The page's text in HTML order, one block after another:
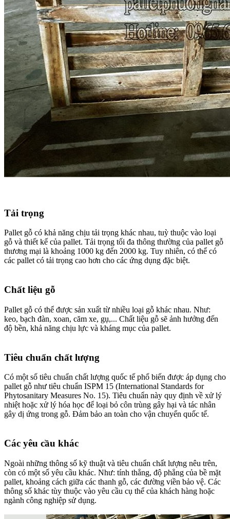
Tải trọng
Pallet gỗ có khả năng chịu tải trọng khác nhau, tuỳ thuộc vào loại
gỗ và thiết kế của pallet. Tải trọng tối đa thông thường của pallet gỗ
thương mại là khoảng 1000 kg đến 2000 kg. Tuy nhiên, có thể có
các pallet có tải trọng cao hơn cho các ứng dụng đặc biệt.
Chất liệu gỗ
Pallet gỗ có thể được sản xuất từ nhiều loại gỗ khác nhau. Như:
keo, bạch đàn, xoan, căm xe, gụ,... Chất liệu gỗ sẽ ảnh hưởng đến
độ bền, khả năng chịu lực và kháng mục của pallet.
Tiêu chuẩn chất lượng
Có một số tiêu chuẩn chất lượng quốc tế phổ biến được áp dụng cho
pallet gỗ như tiêu chuẩn ISPM 15 (International Standards for
Phytosanitary Measures No. 15). Tiêu chuẩn này quy định về xử lý
nhiệt hoặc xử lý hóa học để loại bỏ côn trùng gây hại và tác nhân
gây dị ứng trong gỗ. Đảm bảo an toàn cho vận chuyển quốc tế.
Các yêu cầu khác
Ngoài những thông số kỹ thuật và tiêu chuẩn chất lượng nêu trên,
còn có một số yêu cầu khác. Như: tính thẳng, độ phẳng của bề mặt
pallet, khoảng cách giữa các thanh gỗ, các đường viền bảo vệ. Các
thông số khác tùy thuộc vào yêu cầu cụ thể của khách hàng hoặc
ngành công nghiệp sử dụng.